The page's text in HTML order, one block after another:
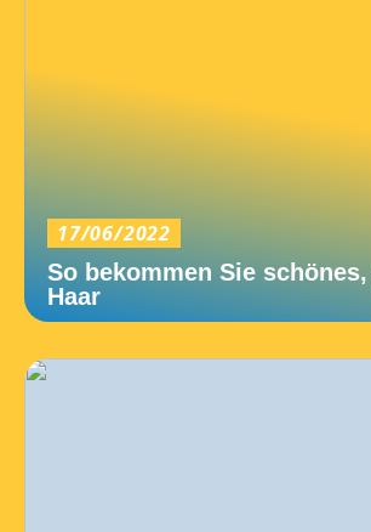
17/06/2022
So bekommen Sie
Haar